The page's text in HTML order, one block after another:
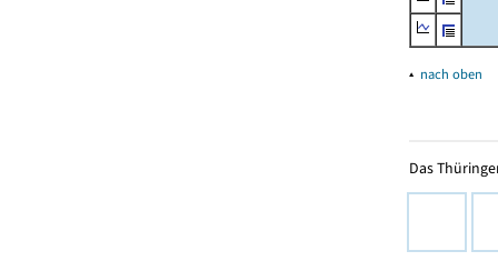
▴ nach oben
Das